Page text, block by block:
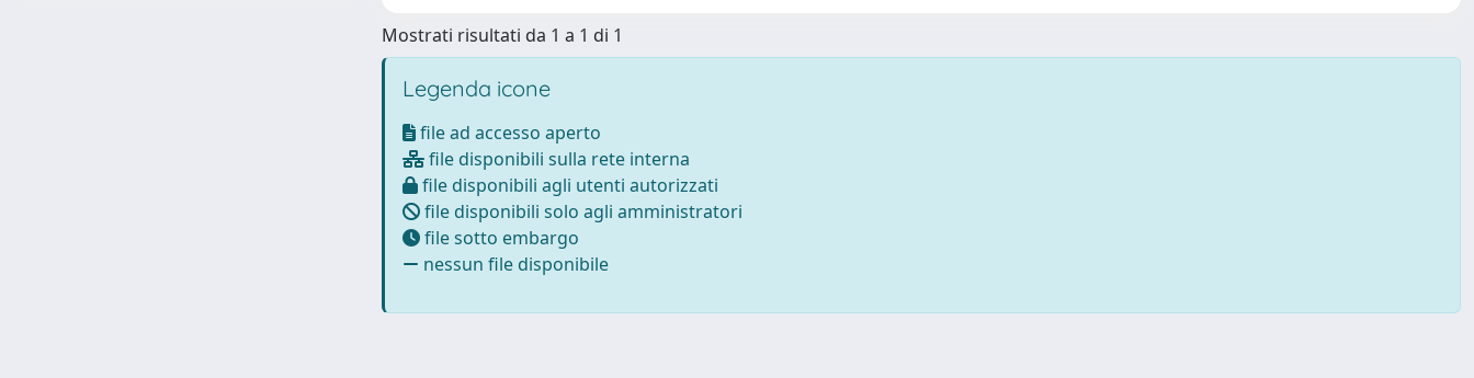
Mostrati risultati da 1 a 1 di 1
Legenda icone
file ad accesso aperto
file disponibili sulla rete interna
file disponibili agli utenti autorizzati
file disponibili solo agli amministratori
file sotto embargo
nessun file disponibile